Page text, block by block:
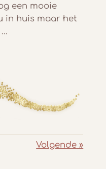
een mooie
in huis maar het
Volgende »